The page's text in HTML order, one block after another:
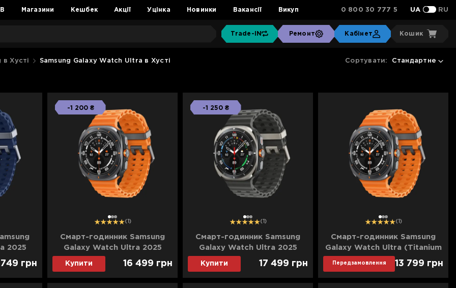
Магазини Кешбек Акції Уцінка Новинки Вакансії Викуп 0 800 30 777 5 UA RU
Trade-IN Ремонт Кабінет Кошик
в Хусті Samsung Galaxy Watch Ultra в Хусті Сортувати: Стандартне
2025
749 грн
12 3
-1 200 ₴
(1)
Смарт-годинник Samsung
Galaxy Watch Ultra 2025
(Titanium Gray) (Standard)
Купити 16 499 грн
12 3
-1 250 ₴
(1)
Смарт-годинник Samsung
Galaxy Watch Ultra 2025
(Titanium Silver) (Standard)
Купити 17 499 грн
12 3 (1)
Смарт-годинник Samsung
Galaxy Watch Ultra (Titanium
Gray) (Standard)
Передзамовлення 13 799 грн